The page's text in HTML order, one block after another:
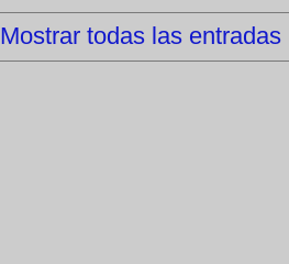
Mostrar todas las entradas